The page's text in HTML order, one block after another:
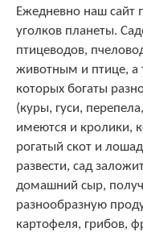
Ежедневно наш сайт
уголков планеты.
птицеводов,
животным и птице, а
которых богаты
(куры, гуси,
имеются и кролики,
рогатый скот и
развести, сад
домашний сыр,
разнообразную
картофеля, грибов,